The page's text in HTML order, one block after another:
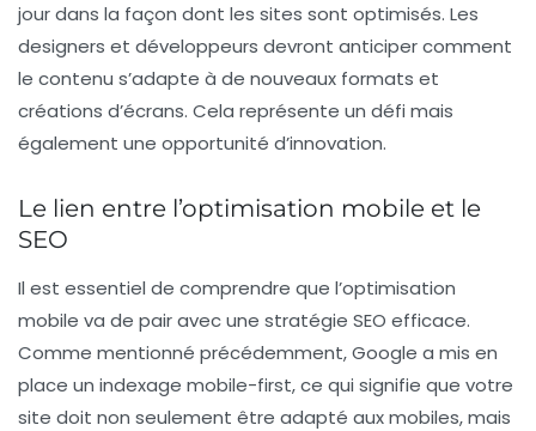
jour dans la façon dont les sites sont optimisés. Les
designers et développeurs devront anticiper comment
le contenu s’adapte à de nouveaux formats et
créations d’écrans. Cela représente un défi mais
également une opportunité d’innovation.
Le lien entre l’optimisation mobile et le
SEO
Il est essentiel de comprendre que l’optimisation
mobile va de pair avec une stratégie SEO efficace.
Comme mentionné précédemment, Google a mis en
place un indexage mobile-first, ce qui signifie que votre
site doit non seulement être adapté aux mobiles, mais